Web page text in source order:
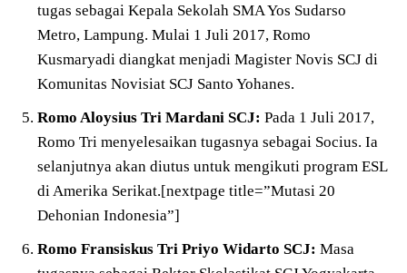
tugas sebagai Kepala Sekolah SMA Yos Sudarso
Metro, Lampung. Mulai 1 Juli 2017, Romo
Kusmaryadi diangkat menjadi Magister Novis SCJ di
Komunitas Novisiat SCJ Santo Yohanes.
Romo Aloysius Tri Mardani SCJ: Pada 1 Juli 2017,
Romo Tri menyelesaikan tugasnya sebagai Socius. Ia
selanjutnya akan diutus untuk mengikuti program ESL
di Amerika Serikat.[nextpage title=”Mutasi 20
Dehonian Indonesia”]
Romo Fransiskus Tri Priyo Widarto SCJ: Masa